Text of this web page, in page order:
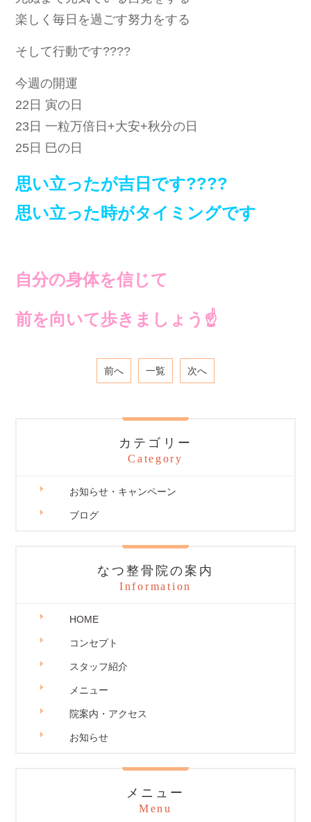
楽しく毎日を過ごす努力をする
そして行動です????
今週の開運
22日 寅の日
23日 一粒万倍日+大安+秋分の日
25日 巳の日
思い立ったが吉日です????
思い立った時がタイミングです
自分の身体を信じて
前を向いて歩きましょう☝️
前へ 一覧 次へ
カテゴリー
Category
お知らせ・キャンペーン
ブログ
なつ整骨院の案内
Information
HOME
コンセプト
スタッフ紹介
メニュー
院案内・アクセス
お知らせ
メニュー
Menu